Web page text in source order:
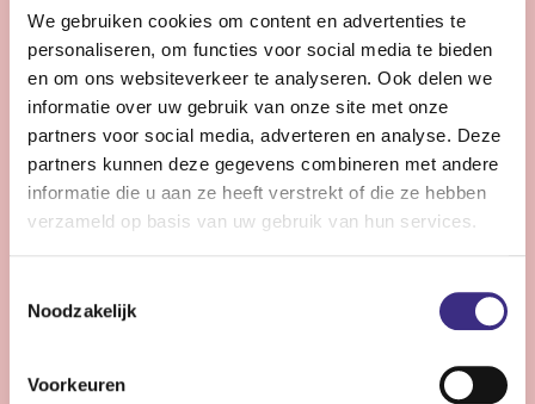
We gebruiken cookies om content en advertenties te
personaliseren, om functies voor social media te bieden
en om ons websiteverkeer te analyseren. Ook delen we
informatie over uw gebruik van onze site met onze
partners voor social media, adverteren en analyse. Deze
partners kunnen deze gegevens combineren met andere
informatie die u aan ze heeft verstrekt of die ze hebben
verzameld op basis van uw gebruik van hun services.
Noodzakelijk
Voorkeuren
Nog 11 dagen
Friesland
24 - 36 uur | Deeltijds, Onbepaalde tijd
Wil jij jouw expertise inzetten voor kinderen en
jongeren (0-18 jr) met een licht verstandelijke
beperking? Versterk ons team en draag bij aan hun zorg
Bekijk vacature